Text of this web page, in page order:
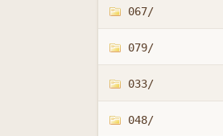
067/
079/
033/
048/